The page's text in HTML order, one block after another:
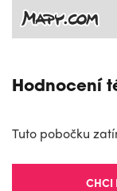
Hodnocení
Tuto pobočku
CHCI